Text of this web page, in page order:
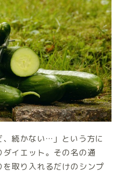
、続かない…」という方に
イエット。その名の通
取り入れるだけのシンプ